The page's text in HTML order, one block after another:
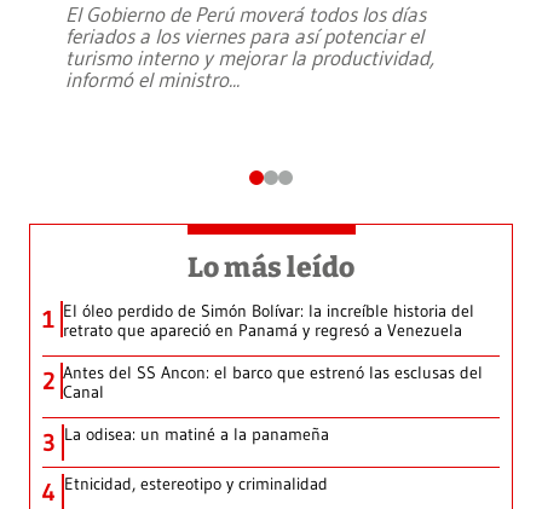
El Gobierno de Perú moverá todos los días
feriados a los viernes para así potenciar el
turismo interno y mejorar la productividad,
informó el ministro...
Lo más leído
1 El óleo perdido de Simón Bolívar: la increíble historia del
retrato que apareció en Panamá y regresó a Venezuela
2 Antes del SS Ancon: el barco que estrenó las esclusas del
Canal
3 La odisea: un matiné a la panameña
4 Etnicidad, estereotipo y criminalidad